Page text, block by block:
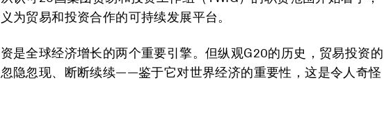
为贸易和投资合作的可持续发展平台。
是全球经济增长的两个重要引擎。但纵观G20的历史，贸易投资的
隐忽现、断断续续——鉴于它对世界经济的重要性，这是令人奇怪